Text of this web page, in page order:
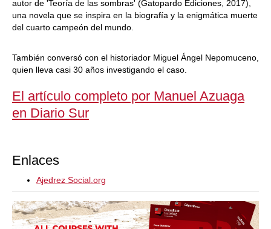
autor de 'Teoría de las sombras' (Gatopardo Ediciones, 2017),
una novela que se inspira en la biografía y la enigmática muerte
del cuarto campeón del mundo.
También conversó con el historiador Miguel Ángel Nepomuceno,
quien lleva casi 30 años investigando el caso.
El artículo completo por Manuel Azuaga
en Diario Sur
Enlaces
Ajedrez Social.org